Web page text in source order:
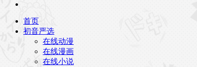
首页
初音严选
在线动漫
在线漫画
在线小说